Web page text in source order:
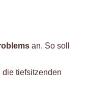
an. So soll
tiefsitzenden